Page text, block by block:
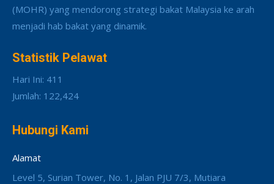
(MOHR) yang mendorong strategi bakat Malaysia ke arah
menjadi hab bakat yang dinamik.
Statistik Pelawat
Hari Ini: 411
Jumlah: 122,424
Hubungi Kami
Alamat
Level 5, Surian Tower, No. 1, Jalan PJU 7/3, Mutiara